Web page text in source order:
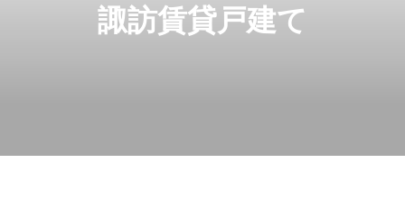
オーナー様諏訪賃貸戸建て